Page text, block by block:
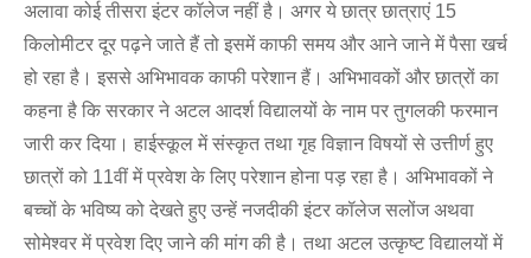
अलावा कोई तीसरा इंटर कॉलेज नहीं है। अगर ये छात्र छात्राएं 15
किलोमीटर दूर पढ़ने जाते हैं तो इसमें काफी समय और आने जाने में पैसा खर्च
हो रहा है। इससे अभिभावक काफी परेशान हैं। अभिभावकों और छात्रों का
कहना है कि सरकार ने अटल आदर्श विद्यालयों के नाम पर तुगलकी फरमान
जारी कर दिया। हाईस्कूल में संस्कृत तथा गृह विज्ञान विषयों से उत्तीर्ण हुए
छात्रों को 11वीं में प्रवेश के लिए परेशान होना पड़ रहा है। अभिभावकों ने
बच्चों के भविष्य को देखते हुए उन्हें नजदीकी इंटर कॉलेज सलोंज अथवा
सोमेश्वर में प्रवेश दिए जाने की मांग की है। तथा अटल उत्कृष्ट विद्यालयों में